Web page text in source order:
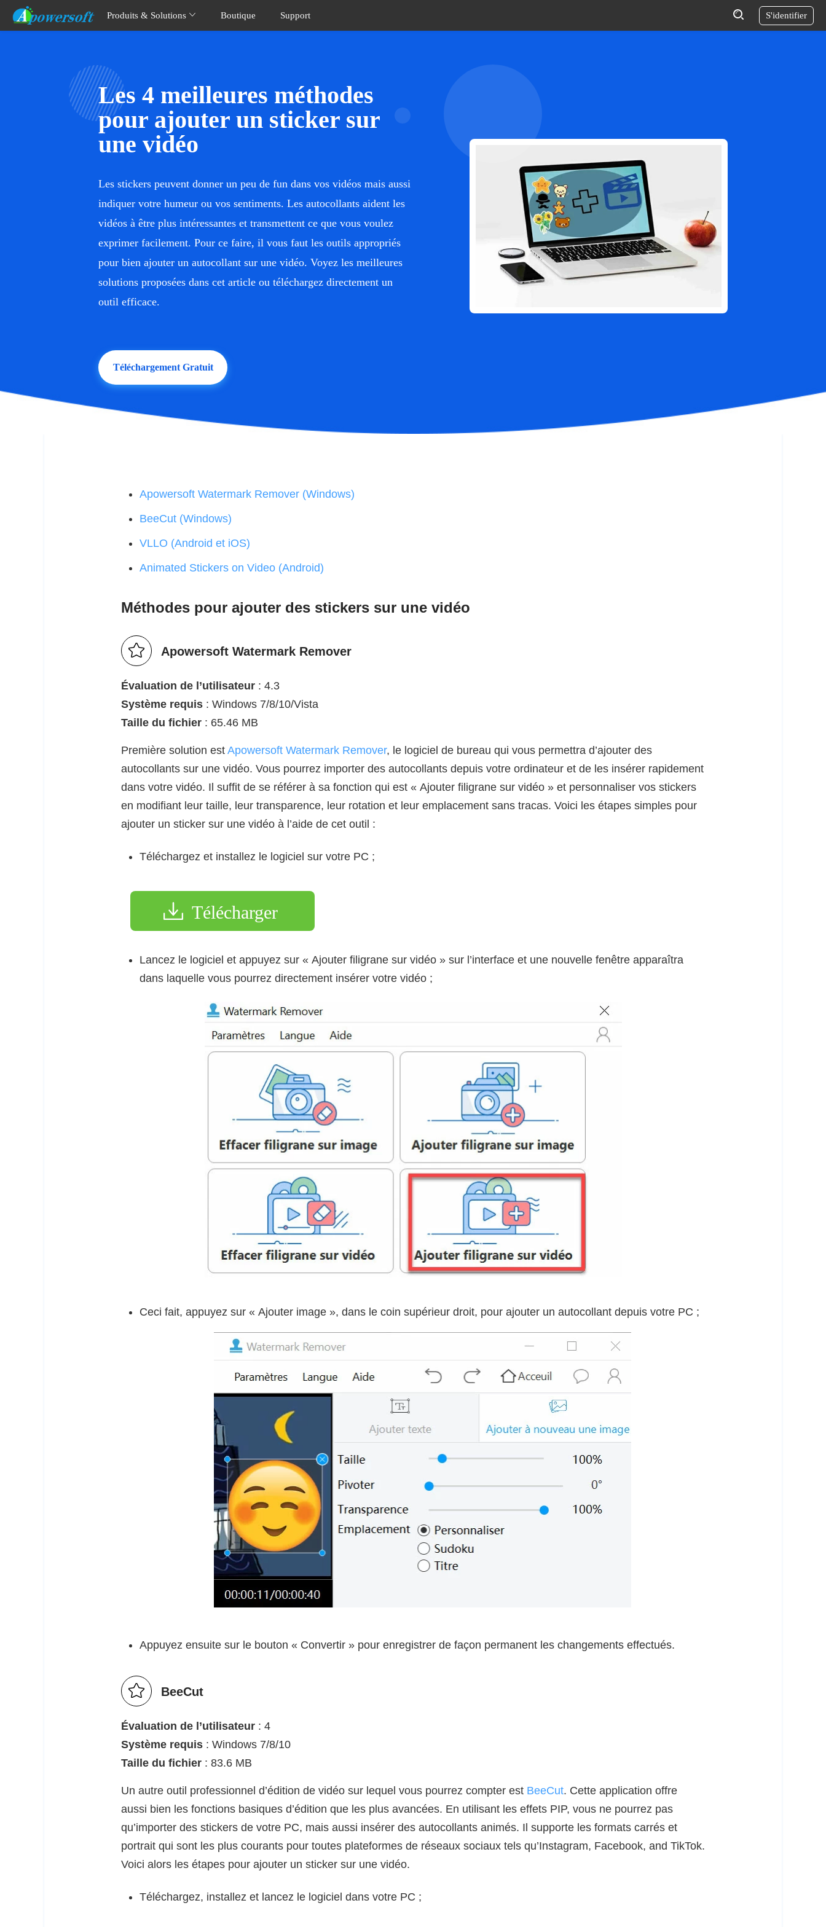
Produits & Solutions Boutique Support S'identifier
Les 4 meilleures méthodes
pour ajouter un sticker sur
une vidéo
Les stickers peuvent donner un peu de fun dans vos vidéos mais aussi
indiquer votre humeur ou vos sentiments. Les autocollants aident les
vidéos à être plus intéressantes et transmettent ce que vous voulez
exprimer facilement. Pour ce faire, il vous faut les outils appropriés
pour bien ajouter un autocollant sur une vidéo. Voyez les meilleures
solutions proposées dans cet article ou téléchargez directement un
outil efficace.
Téléchargement Gratuit
Apowersoft Watermark Remover (Windows)
BeeCut (Windows)
VLLO (Android et iOS)
Animated Stickers on Video (Android)
Méthodes pour ajouter des stickers sur une vidéo
Apowersoft Watermark Remover
Évaluation de l’utilisateur : 4.3
Système requis : Windows 7/8/10/Vista
Taille du fichier : 65.46 MB
Première solution est Apowersoft Watermark Remover, le logiciel de bureau qui vous permettra d’ajouter des
autocollants sur une vidéo. Vous pourrez importer des autocollants depuis votre ordinateur et de les insérer rapidement
dans votre vidéo. Il suffit de se référer à sa fonction qui est « Ajouter filigrane sur vidéo » et personnaliser vos stickers
en modifiant leur taille, leur transparence, leur rotation et leur emplacement sans tracas. Voici les étapes simples pour
ajouter un sticker sur une vidéo à l’aide de cet outil :
Téléchargez et installez le logiciel sur votre PC ;
Télécharger
Lancez le logiciel et appuyez sur « Ajouter filigrane sur vidéo » sur l’interface et une nouvelle fenêtre apparaîtra
dans laquelle vous pourrez directement insérer votre vidéo ;
Ceci fait, appuyez sur « Ajouter image », dans le coin supérieur droit, pour ajouter un autocollant depuis votre PC ;
Appuyez ensuite sur le bouton « Convertir » pour enregistrer de façon permanent les changements effectués.
BeeCut
Évaluation de l’utilisateur : 4
Système requis : Windows 7/8/10
Taille du fichier : 83.6 MB
Un autre outil professionnel d’édition de vidéo sur lequel vous pourrez compter est BeeCut. Cette application offre
aussi bien les fonctions basiques d’édition que les plus avancées. En utilisant les effets PIP, vous ne pourrez pas
qu’importer des stickers de votre PC, mais aussi insérer des autocollants animés. Il supporte les formats carrés et
portrait qui sont les plus courants pour toutes plateformes de réseaux sociaux tels qu’Instagram, Facebook, and TikTok.
Voici alors les étapes pour ajouter un sticker sur une vidéo.
Téléchargez, installez et lancez le logiciel dans votre PC ;